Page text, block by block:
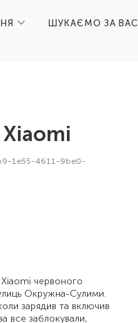
ШУКАЄМО ЗА ВАС
1e55-4611-9be0-
червоного
Окружна-Сулими.
зарядив та включив
все заблокували,